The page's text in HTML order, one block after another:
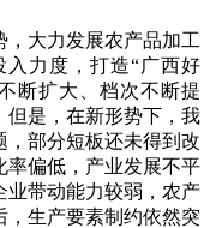
大力发展农产品加工
力度，打造“广西好
断扩大、档次不断提
但是，在新形势下，我
，部分短板还未得到改
率偏低，产业发展不平
业带动能力较弱，农产
生产要素制约依然突